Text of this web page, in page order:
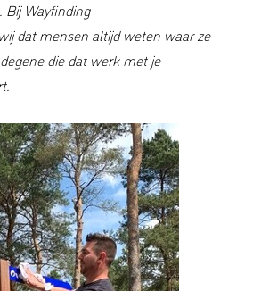
Bij Wayfinding
dat mensen altijd weten waar ze
die dat werk met je